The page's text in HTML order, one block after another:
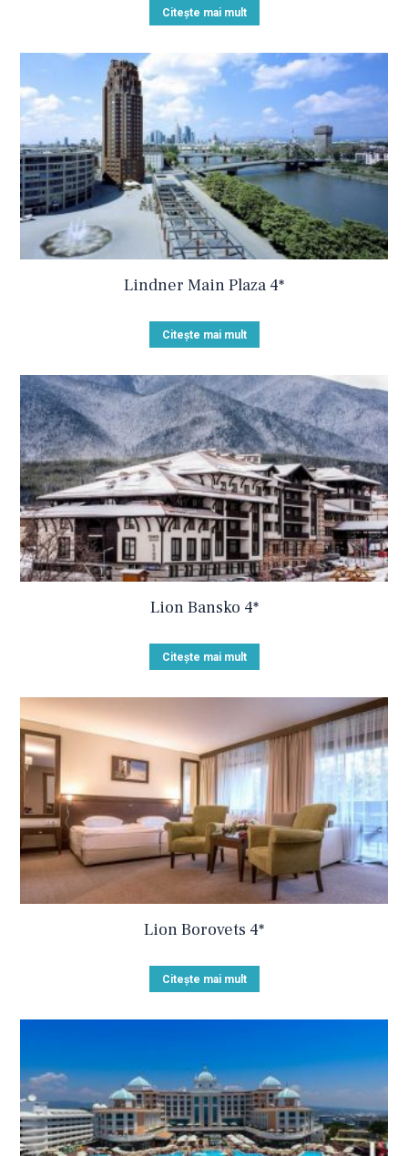
Citește mai mult
Lindner Main Plaza 4*
Citește mai mult
Lion Bansko 4*
Citește mai mult
Lion Borovets 4*
Citește mai mult